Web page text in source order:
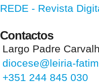
REDE - Revista
Contactos
Largo Padre
diocese@leiria-
+351 244 845 030